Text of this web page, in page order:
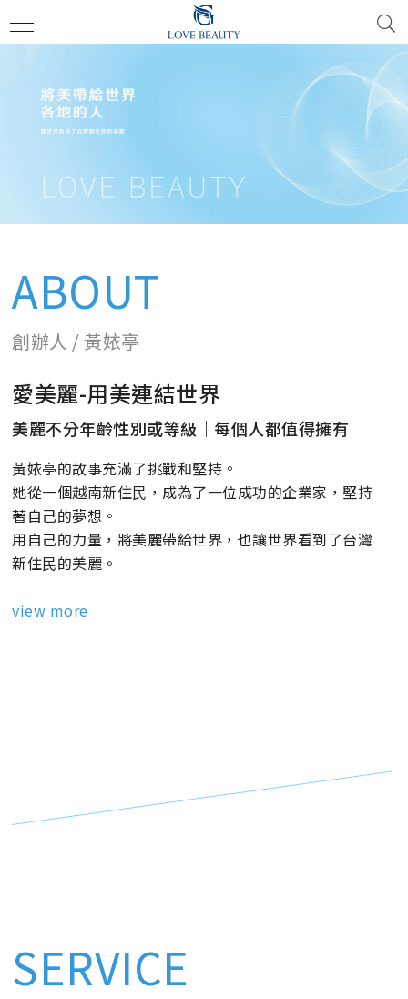
ABOUT
創辦人 / 黃㛄亭
愛美麗-用美連結世界
美麗不分年齡性別或等級｜每個人都值得擁有
黃㛄亭的故事充滿了挑戰和堅持。
她從一個越南新住⺠，成為了一位成功的企業家，堅持
著自己的夢想。
用自己的力量，將美麗帶給世界，也讓世界看到了台灣
新住⺠的美麗。
view more
SERVICE